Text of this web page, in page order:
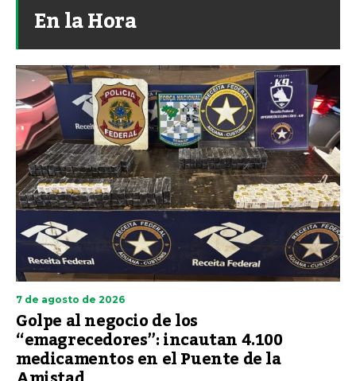
En la Hora
7 de agosto de 2026
Golpe al negocio de los
“emagrecedores”: incautan 4.100
medicamentos en el Puente de la